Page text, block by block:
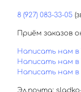
8 (927) 083-33-05
Приём заказов
Написать нам в
Написать нам в
Написать нам в
Эл.почта: